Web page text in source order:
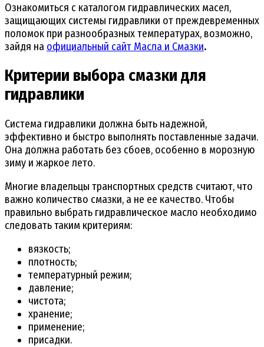
Ознакомиться с каталогом гидравлических масел,
защищающих системы гидравлики от преждевременных
поломок при разнообразных температурах, возможно,
зайдя на официальный сайт Масла и Смазки.
Критерии выбора смазки для
гидравлики
Система гидравлики должна быть надежной,
эффективно и быстро выполнять поставленные задачи.
Она должна работать без сбоев, особенно в морозную
зиму и жаркое лето.
Многие владельцы транспортных средств считают, что
важно количество смазки, а не ее качество. Чтобы
правильно выбрать гидравлическое масло необходимо
следовать таким критериям:
вязкость;
плотность;
температурный режим;
давление;
чистота;
хранение;
применение;
присадки.